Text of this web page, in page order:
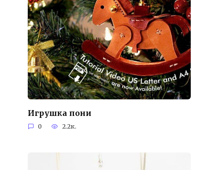
Игрушка пони
0 2.2к.